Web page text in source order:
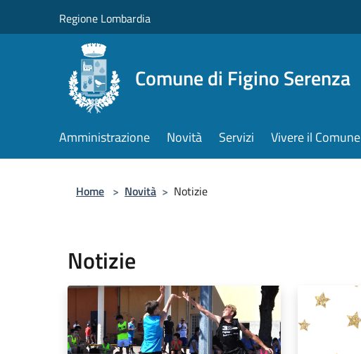
Regione Lombardia
Comune di Figino Serenza
Amministrazione Novità Servizi Vivere il Comune
Home > Novità > Notizie
Notizie